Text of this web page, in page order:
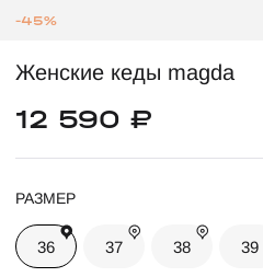
-45%
Женские кеды magda
12 590 ₽
РАЗМЕР
36 37 38 39